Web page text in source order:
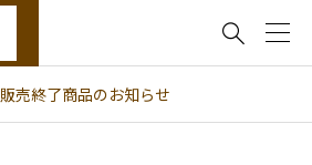

販売終了商品のお知らせ